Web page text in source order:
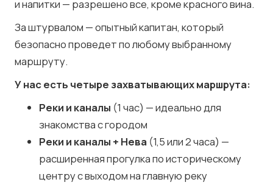
и напитки — разрешено все, кроме красного вина.
За штурвалом — опытный капитан, который
безопасно проведет по любому выбранному
маршруту.
У нас есть четыре захватывающих маршрута:
Реки и каналы (1 час) — идеально для
знакомства с городом
Реки и каналы + Нева (1,5 или 2 часа) —
расширенная прогулка по историческому
центру с выходом на главную реку